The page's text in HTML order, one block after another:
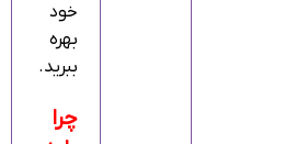
خود
بهره
ببرید.
چرا